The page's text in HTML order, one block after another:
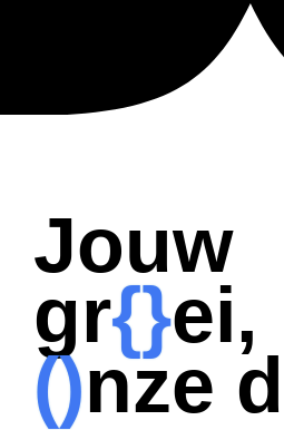
Jouw
gr{}ei,
()nze